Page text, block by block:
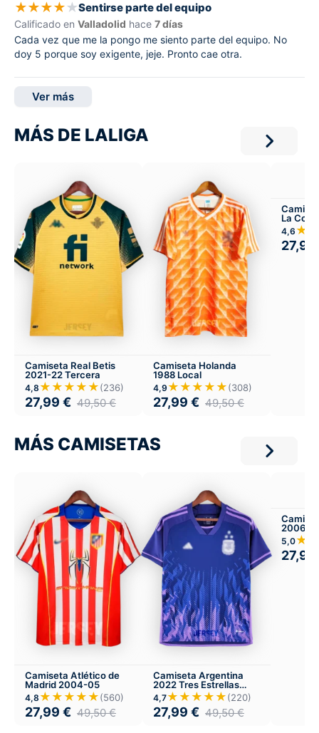
★★★★★Sentirse parte del equipo
Calificado en Valladolid hace 7 días
Cada vez que me la pongo me siento parte del equipo. No
doy 5 porque soy exigente, jeje. Pronto cae otra.
Ver más
MÁS DE LALIGA
Camiseta Real Betis
2021-22 Tercera
4,8 ★★★★★(236)
27,99 € 49,50€
Camiseta Holanda
1988 Local
4,9 ★★★★★(308)
27,99 € 49,50€
La
Local
4,6
27,99
MÁS CAMISETAS
Camiseta Atlético de
Madrid 2004-05
4,8 ★★★★★(560)
27,99 € 49,50€
Camiseta Argentina
2022 Tres Estrellas
Visitante
4,7★★★★★(220)
27,99 € 49,50€
2006-
5,0
27,99